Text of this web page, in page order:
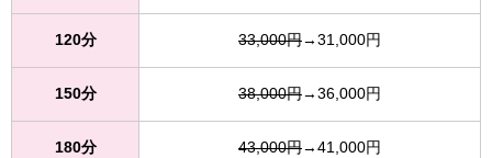
120分 33,000円→31,000円
150分 38,000円→36,000円
180分 43,000円→41,000円